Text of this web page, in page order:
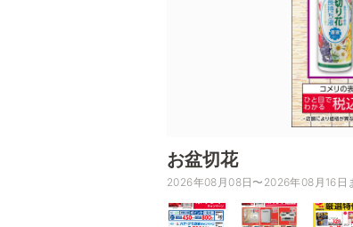
お盆切花
2026年08月08日〜2026年08月16日